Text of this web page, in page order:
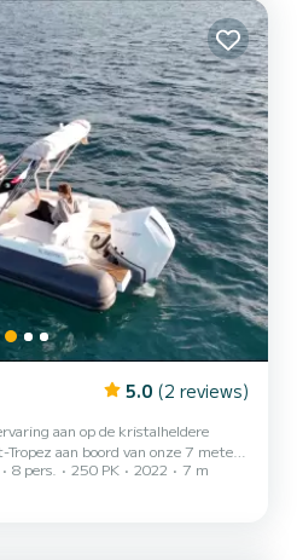
5.0 (2 reviews)
aan op de kristalheldere
aan boord van onze 7 meter
een moderne en krachtige boot,
motor voor snel en aangenaam
8 pers. 250 PK 2022 7 m